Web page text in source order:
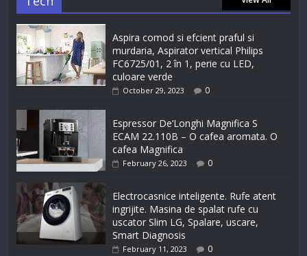
Aspira comod si efcient praful si
murdaria, Aspirator vertical Philips
FC6725/01, 2 în 1, perie cu LED,
culoare verde
October 29, 2023 0
Espressor De’Longhi Magnifica S
ECAM 22.110B – O cafea aromata. O
cafea Magnifica
February 26, 2023 0
Electrocasnice inteligente. Rufe atent
ingrijite. Masina de spalat rufe cu
uscator Slim LG, Spalare, uscare,
Smart Diagnosis
February 11, 2023 0